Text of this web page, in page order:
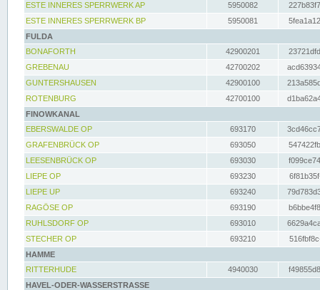
ESTE INNERES SPERRWERK AP
5950082
ESTE INNERES SPERRWERK BP
5950081
FULDA
BONAFORTH
42900201
GREBENAU
42700202
GUNTERSHAUSEN
42900100
ROTENBURG
42700100
FINOWKANAL
EBERSWALDE OP
693170
GRAFENBRÜCK OP
693050
LEESENBRÜCK OP
693030
LIEPE OP
693230
LIEPE UP
693240
RAGÖSE OP
693190
RUHLSDORF OP
693010
STECHER OP
693210
HAMME
RITTERHUDE
4940030
HAVEL-ODER-WASSERSTRASSE